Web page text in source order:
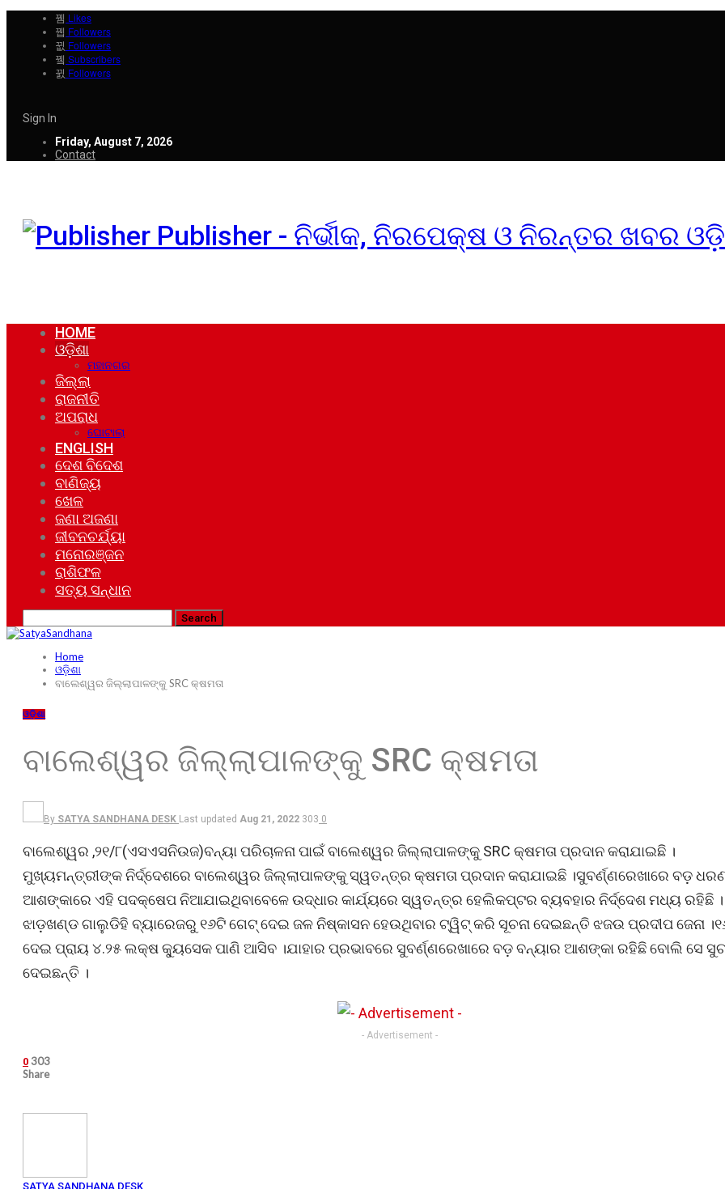
Likes
Followers
Followers
Subscribers
Followers
Sign In
Friday, August 7, 2026
Contact
Publisher - ନିର୍ଭୀକ, ନିରପେକ୍ଷ ଓ ନିରନ୍ତର ଖବର
HOME
ଓଡ଼ିଶା
ମହାନଗର
ଜିଲ୍ଲା
ରାଜନୀତି
ଅପରାଧ
ଘୋଟାଲା
ENGLISH
ଦେଶ ବିଦେଶ
ବାଣିଜ୍ୟ
ଖେଳ
ଜଣା ଅଜଣା
ଜୀବନଚର୍ଯ୍ୟା
ମନୋରଞ୍ଜନ
ରାଶିଫଳ
ସତ୍ୟ ସନ୍ଧାନ
Home
ଓଡ଼ିଶା
ବାଲେଶ୍ୱର ଜିଲ୍ଲାପାଳଙ୍କୁ SRC କ୍ଷମତା
ଓଡ଼ିଶା
ବାଲେଶ୍ୱର ଜିଲ୍ଲାପାଳଙ୍କୁ SRC କ୍ଷମତା
By SATYA SANDHANA DESK Last updated Aug 21, 2022 303 0
ବାଲେଶ୍ୱର ,୨୧/୮(ଏସଏସନିଉଜ)ବନ୍ୟା ପରିଚାଳନା ପାଇଁ ବାଲେଶ୍ୱର ଜିଲ୍ଲାପାଳଙ୍କୁ SRC କ୍ଷମତା ପ୍ରଦାନ କରାଯାଇଛି ।
ମୁଖ୍ୟମନ୍ତ୍ରୀଙ୍କ ନିର୍ଦ୍ଦେଶରେ ବାଲେଶ୍ୱର ଜିଲ୍ଲାପାଳଙ୍କୁ ସ୍ୱତନ୍ତ୍ର କ୍ଷମତା ପ୍ରଦାନ କରାଯାଇଛି ।ସୁବର୍ଣ୍ଣରେଖାରେ ବଡ଼
ଆଶଙ୍କାରେ ଏହି ପଦକ୍ଷେପ ନିଆଯାଇଥିବାବେଳେ ଉଦ୍ଧାର କାର୍ଯ୍ୟରେ ସ୍ୱତନ୍ତ୍ର ହେଲିକପ୍ଟର ବ୍ୟବହାର ନିର୍ଦ୍ଦେଶ ମଧ୍ୟ ରହିଛି ।
ଝାଡ଼ଖଣ୍ଡ ଗାଲୁଡିହି ବ୍ୟାରେଜରୁ ୧୬ଟି ଗେଟ୍ ଦେଇ ଜଳ ନିଷ୍କାସନ ହେଉଥିବାର ଟ୍ୱିଟ୍ କରି ସୂଚନା ଦେଇଛନ୍ତି ଝଜଉ ପ୍ରଦୀପ ଜେନା
ଦେଇ ପ୍ରାୟ ୪.୨୫ ଲକ୍ଷ କ୍ୟୁସେକ ପାଣି ଆସିବ ।ଯାହାର ପ୍ରଭାବରେ ସୁବର୍ଣ୍ଣରେଖାରେ ବଡ଼ ବନ୍ୟାର ଆଶଙ୍କା ରହିଛି ବୋଲି ସେ
ଦେଇଛନ୍ତି ।
- Advertisement -
0 303
Share
SATYA SANDHANA DESK